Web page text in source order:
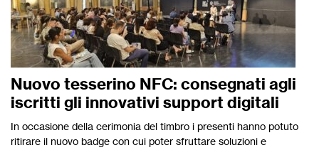
Nuovo tesserino NFC: consegnati agli
iscritti gli innovativi support digitali
In occasione della cerimonia del timbro i presenti hanno potuto
ritirare il nuovo badge con cui poter sfruttare soluzioni e